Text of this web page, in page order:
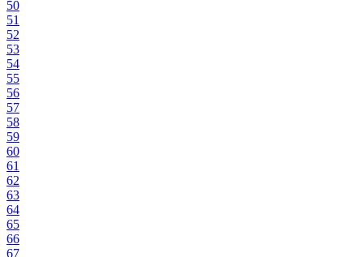
50
51
52
53
54
55
56
57
58
59
60
61
62
63
64
65
66
67